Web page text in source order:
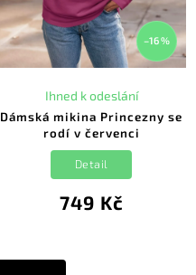
–16 %
Dámská mikina Princezny se
rodí v červenci
Ihned k odeslání
749 Kč
Detail